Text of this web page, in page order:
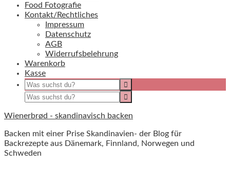
Food Fotografie
Kontakt/Rechtliches
Impressum
Datenschutz
AGB
Widerrufsbelehrung
Warenkorb
Kasse
Wienerbrød - skandinavisch backen
Backen mit einer Prise Skandinavien- der Blog für
Backrezepte aus Dänemark, Finnland, Norwegen und
Schweden